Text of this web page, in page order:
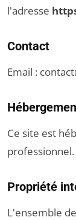
l'adresse
Contact
Email :
Ce site est
professionnel.
Propriété
L'ensemble